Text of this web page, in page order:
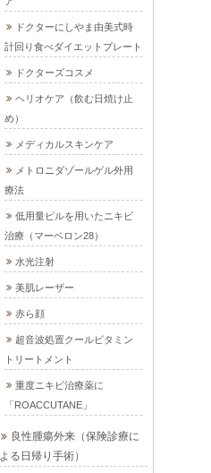
ドクターにしやま由美式時
計回り食べダイエットプレート
ドクターズコスメ
ヘリオケア（飲む日焼け止
め）
メディカルスキンケア
メトロニダゾールゲル外用
療法
低用量ピルを用いたニキビ
治療（マーベロン28）
水光注射
美肌レーザー
赤ら顔
超音波処置クールビタミン
トリートメント
重度ニキビ治療薬に
「ROACCUTANE」
良性腫瘍外来（保険診療に
よる日帰り手術）